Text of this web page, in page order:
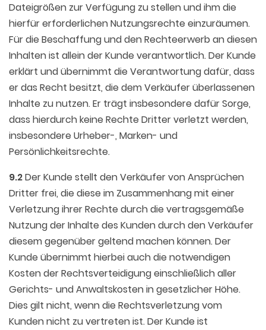
Dateigrößen zur Verfügung zu stellen und ihm die
hierfür erforderlichen Nutzungsrechte einzuräumen.
Für die Beschaffung und den Rechteerwerb an diesen
Inhalten ist allein der Kunde verantwortlich. Der Kunde
erklärt und übernimmt die Verantwortung dafür, dass
er das Recht besitzt, die dem Verkäufer überlassenen
Inhalte zu nutzen. Er trägt insbesondere dafür Sorge,
dass hierdurch keine Rechte Dritter verletzt werden,
insbesondere Urheber-, Marken- und
Persönlichkeitsrechte.
9.2Der Kunde stellt den Verkäufer von Ansprüchen
Dritter frei, die diese im Zusammenhang mit einer
Verletzung ihrer Rechte durch die vertragsgemäße
Nutzung der Inhalte des Kunden durch den Verkäufer
diesem gegenüber geltend machen können. Der
Kunde übernimmt hierbei auch die notwendigen
Kosten der Rechtsverteidigung einschließlich aller
Gerichts- und Anwaltskosten in gesetzlicher Höhe.
Dies gilt nicht, wenn die Rechtsverletzung vom
Kunden nicht zu vertreten ist. Der Kunde ist